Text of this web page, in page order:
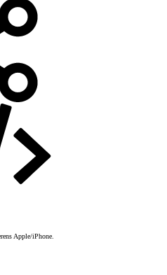
Apple/iPhone.